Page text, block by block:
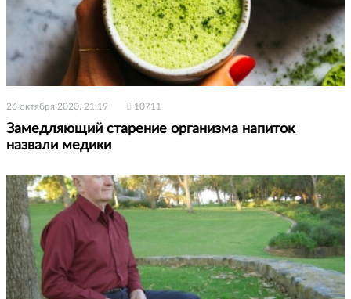
26 октября 2020, 21:19 10711
Замедляющий старение организма напиток
назвали медики